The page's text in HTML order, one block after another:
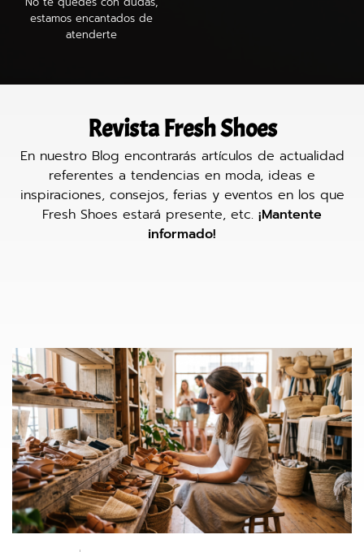
estamos encantados de
atenderte
Revista Fresh Shoes
En nuestro Blog encontrarás artículos de actualidad
referentes a tendencias en moda, ideas e
inspiraciones, consejos, ferias y eventos en los que
Fresh Shoes estará presente, etc. ¡Mantente
informado!